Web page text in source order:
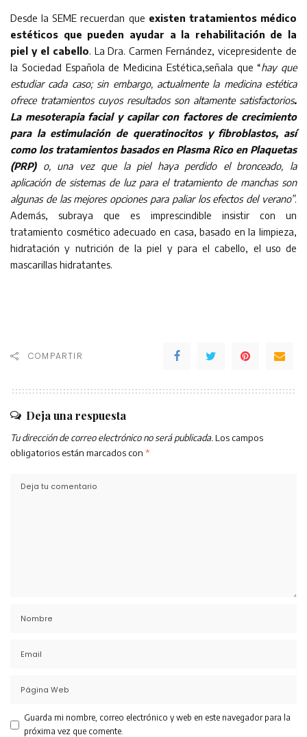
Desde la SEME recuerdan que existen tratamientos médico
estéticos que pueden ayudar a la rehabilitación de la
piel y el cabello. La Dra. Carmen Fernández, vicepresidente de
la Sociedad Española de Medicina Estética,señala que “hay que
estudiar cada caso; sin embargo, actualmente la medicina estética
ofrece tratamientos cuyos resultados son altamente satisfactorios.
La mesoterapia facial y capilar con factores de crecimiento
para la estimulación de queratinocitos y fibroblastos, así
como los tratamientos basados en Plasma Rico en Plaquetas
(PRP)o, una vez que la piel haya perdido el bronceado, la
aplicación de sistemas de luz para el tratamiento de manchas son
algunas de las mejores opciones para paliar los efectos del verano”.
Además, subraya que es imprescindible insistir con un
tratamiento cosmético adecuado en casa, basado en la limpieza,
hidratación y nutrición de la piel y para el cabello, el uso de
mascarillas hidratantes.
COMPARTIR
Deja una respuesta
Tu dirección de correo electrónico no será publicada. Los campos
obligatorios están marcados con *
Guarda mi nombre, correo electrónico y web en este navegador para la
próxima vez que comente.